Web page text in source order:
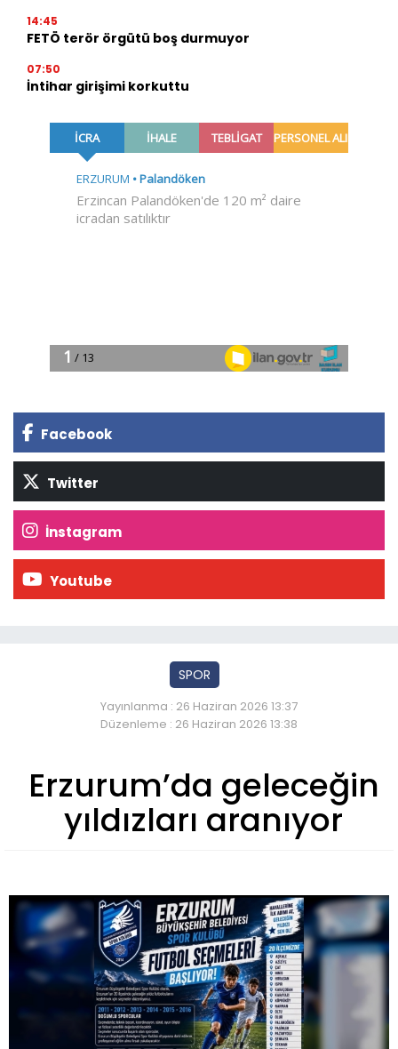
14:45
FETÖ terör örgütü boş durmuyor
07:50
İntihar girişimi korkuttu
Facebook
Twitter
İnstagram
Youtube
SPOR
Yayınlanma : 26 Haziran 2026 13:37
Düzenleme : 26 Haziran 2026 13:38
Erzurum’da geleceğin
yıldızları aranıyor